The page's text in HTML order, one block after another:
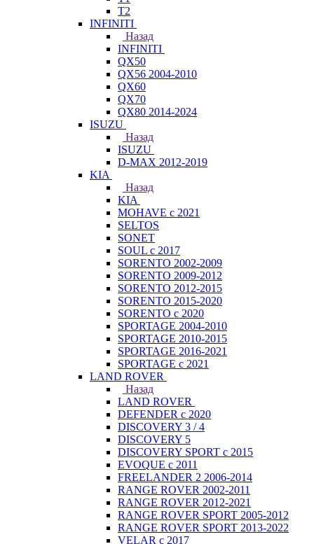
T2
INFINITI
Назад
INFINITI
QX50
QX56 2004-2010
QX60
QX70
QX80 2014-2024
ISUZU
Назад
ISUZU
D-MAX 2012-2019
KIA
Назад
KIA
MOHAVE с 2021
SELTOS
SONET
SOUL с 2017
SORENTO 2002-2009
SORENTO 2009-2012
SORENTO 2012-2015
SORENTO 2015-2020
SORENTO с 2020
SPORTAGE 2004-2010
SPORTAGE 2010-2015
SPORTAGE 2016-2021
SPORTAGE с 2021
LAND ROVER
Назад
LAND ROVER
DEFENDER с 2020
DISCOVERY 3 / 4
DISCOVERY 5
DISCOVERY SPORT с 2015
EVOQUE с 2011
FREELANDER 2 2006-2014
RANGE ROVER 2002-2011
RANGE ROVER 2012-2021
RANGE ROVER SPORT 2005-2012
RANGE ROVER SPORT 2013-2022
VELAR с 2017